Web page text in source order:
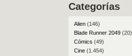
Categorías
Alien(146)
Blade Runner 2049(20)
Cómics (49)
Cine(1.454)